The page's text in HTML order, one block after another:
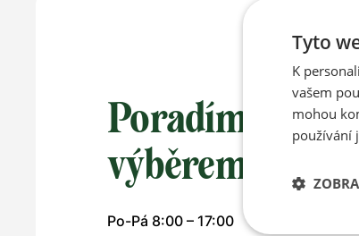
Poradíme vám
výběrem
Po-Pá 8:00 – 17:00
Tyto
K
vašem
mohou
používání